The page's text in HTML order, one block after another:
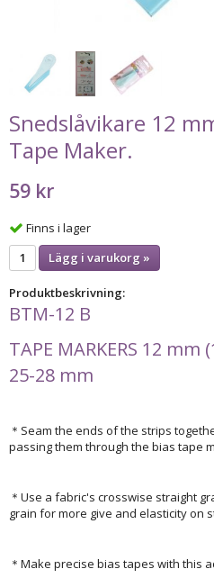
Snedslåvikare 12
Tape Maker.
59 kr
Finns i lager
Lägg i varukorg »
Produktbeskrivning:
BTM-12 B
TAPE MARKERS 12
25-28 mm
＊Seam the ends of the strips
passing them through the bias tape
＊Use a fabric's crosswise straight
grain for more give and elasticity on
＊Make precise bias tapes with this